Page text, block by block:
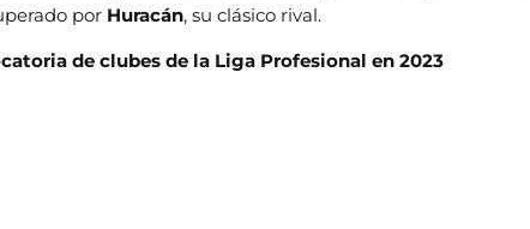
por Huracán, su clásico rival.
de clubes de la Liga Profesional en 2023